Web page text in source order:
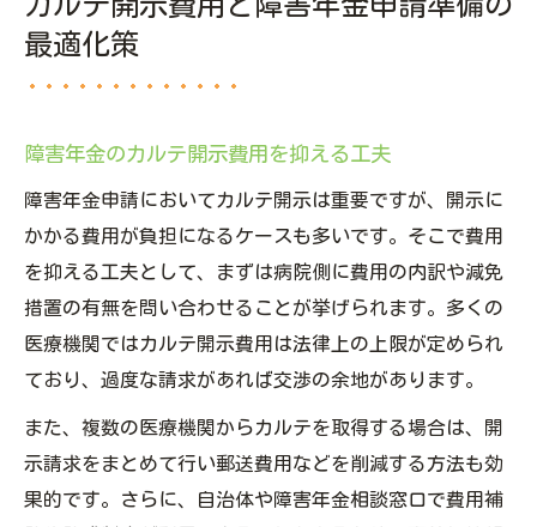
最適化策
障害年金のカルテ開示費用を抑える工夫
障害年金申請においてカルテ開示は重要ですが、開示に
かかる費用が負担になるケースも多いです。そこで費用
を抑える工夫として、まずは病院側に費用の内訳や減免
措置の有無を問い合わせることが挙げられます。多くの
医療機関ではカルテ開示費用は法律上の上限が定められ
ており、過度な請求があれば交渉の余地があります。
また、複数の医療機関からカルテを取得する場合は、開
示請求をまとめて行い郵送費用などを削減する方法も効
果的です。さらに、自治体や障害年金相談窓口で費用補